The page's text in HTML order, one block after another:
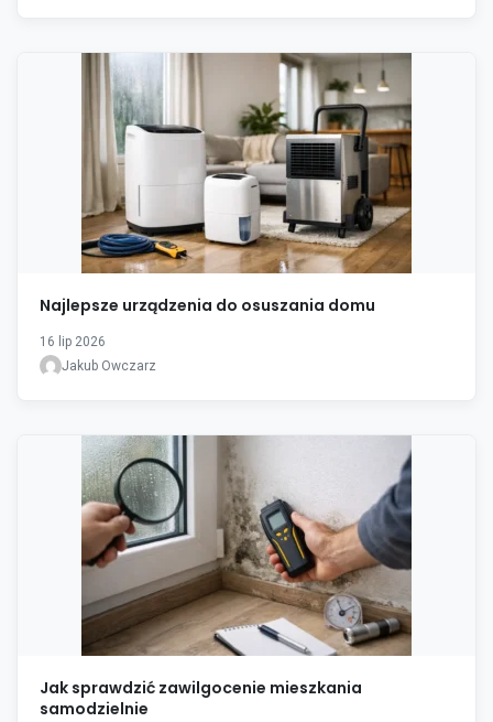
Najlepsze urządzenia do osuszania domu
16 lip 2026
Jakub Owczarz
Jak sprawdzić zawilgocenie mieszkania
samodzielnie